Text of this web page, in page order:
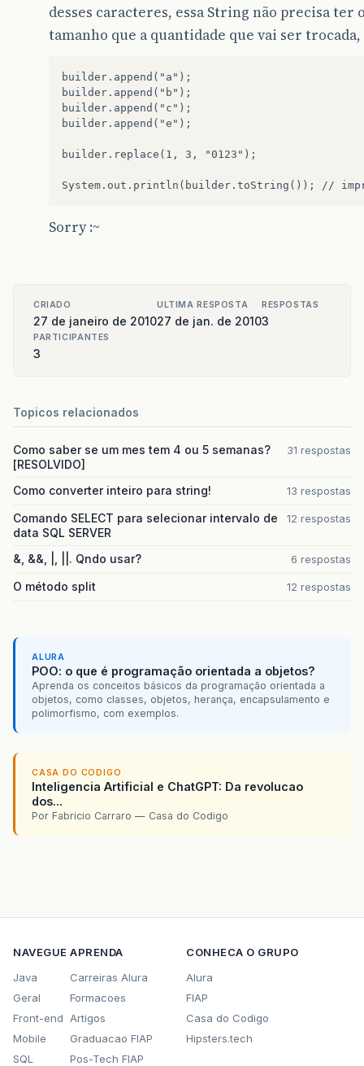
desses caracteres, essa String não precisa ter
tamanho que a quantidade que vai ser
builder.append("a");
builder.append("b");
builder.append("c");
builder.append("e");
builder.replace(1, 3, "0123");
Sorry :~
CRIADO
27 de janeiro de 2010
ULTIMA RESPOSTA
27 de jan. de 2010
RESPOSTAS
3
PARTICIPANTES
3
Topicos relacionados
Como saber se um mes tem 4 ou 5 semanas?
[RESOLVIDO]
31 respostas
Como converter inteiro para string! 13 respostas
Comando SELECT para selecionar intervalo de
data SQL SERVER
12 respostas
&, &&, |, ||. Qndo usar? 6 respostas
O método split 12 respostas
ALURA
POO: o que é programação orientada a objetos?
Aprenda os conceitos básicos da programação orientada a
objetos, como classes, objetos, herança, encapsulamento e
polimorfismo, com exemplos.
CASA DO CODIGO
Inteligencia Artificial e ChatGPT: Da revolucao
dos...
Por Fabricio Carraro — Casa do Codigo
NAVEGUE
Java
Geral
Front-end
Mobile
SQL
APRENDA
Carreiras Alura
Formacoes
Artigos
Graduacao FIAP
Pos-Tech FIAP
CONHECA O GRUPO
Alura
FIAP
Casa do Codigo
Hipsters.tech